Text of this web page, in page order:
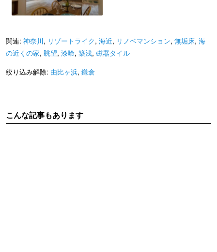
関連: 神奈川, リゾートライク, 海近, リノベマンション, 無垢床, 海
の近くの家, 眺望, 漆喰, 築浅, 磁器タイル
絞り込み解除: 由比ヶ浜, 鎌倉
こんな記事もあります